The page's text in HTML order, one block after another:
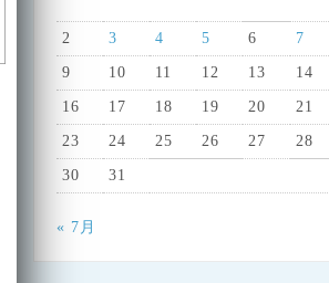
2 3 4 5 6 7
9 10 11 12 13 14
16 17 18 19 20 21
23 24 25 26 27 28
30 31
« 7月